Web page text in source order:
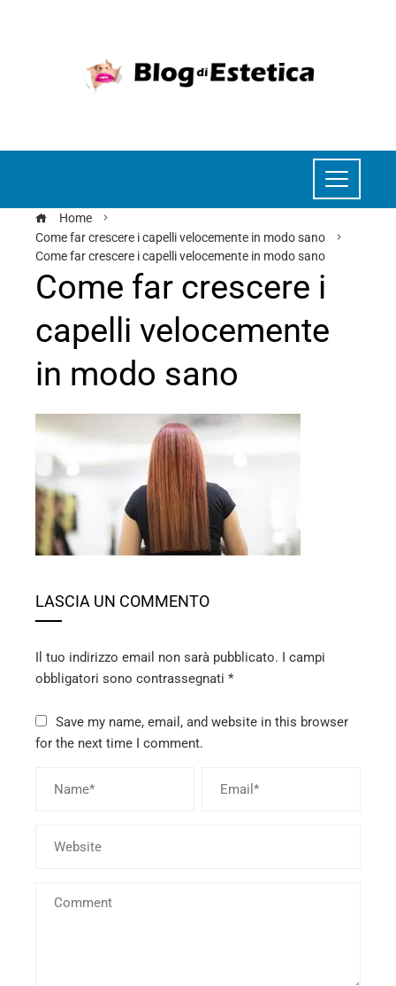
Home
Come far crescere i capelli velocemente in modo sano
Come far crescere i capelli velocemente in modo sano
Come far crescere i
capelli velocemente
in modo sano
LASCIA UN COMMENTO
Il tuo indirizzo email non sarà pubblicato. I campi
obbligatori sono contrassegnati *
Save my name, email, and website in this browser
for the next time I comment.